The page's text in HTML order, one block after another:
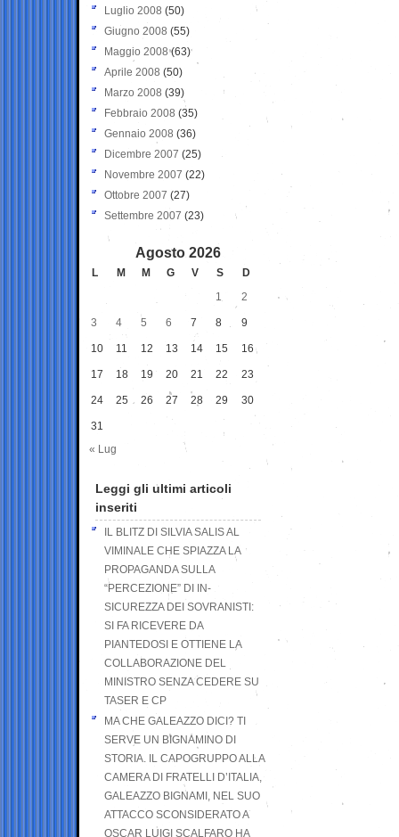
Luglio 2008 (50)
Giugno 2008 (55)
Maggio 2008(63)
Aprile 2008 (50)
Marzo 2008 (39)
Febbraio 2008 (35)
Gennaio 2008 (36)
Dicembre 2007 (25)
Novembre 2007 (22)
Ottobre 2007 (27)
Settembre 2007 (23)
Agosto 2026
L M M G V S
D
1
2
3 4 5 6 7 8 9
10 11 12 13 14 15 16
17 18 19 20 21 22 23
24 25 26 27 28 29 30
31
« Lug
Leggi gli ultimi articoli
inseriti
IL BLITZ DI SILVIA SALIS AL
VIMINALE CHE SPIAZZA LA
PROPAGANDA SULLA
“PERCEZIONE” DI IN-
SICUREZZA DEI SOVRANISTI:
SI FA RICEVERE DA
PIANTEDOSI E OTTIENE LA
COLLABORAZIONE DEL
MINISTRO SENZA CEDERE SU
TASER E CP
MA CHE GALEAZZO DICI? TI
SERVE UN BIGNAMINO DI
STORIA. IL CAPOGRUPPO ALLA
CAMERA DI FRATELLI D’ITALIA,
GALEAZZO BIGNAMI, NEL SUO
ATTACCO SCONSIDERATO A
OSCAR LUIGI SCALFARO HA